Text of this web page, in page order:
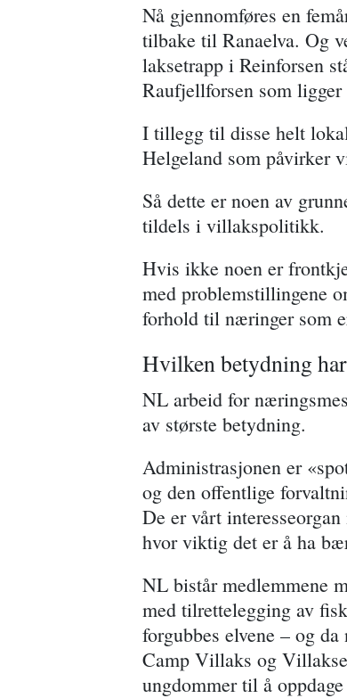
Nå gjennomføres en
tilbake til Ranaelva. Og
laksetrapp i Reinforsen
Raufjellforsen som
I tillegg til disse helt
Helgeland som påvirker
Så dette er noen av
tildels i villakspolitikk.
Hvis ikke noen er
med problemstillingene
forhold til næringer som
Hvilken betydning
NL arbeid for
av største betydning.
Administrasjonen er
og den offentlige
De er vårt
hvor viktig det er å ha
NL bistår medlemmene
med tilrettelegging av
forgubbes elvene – og
Camp Villaks og
ungdommer til å